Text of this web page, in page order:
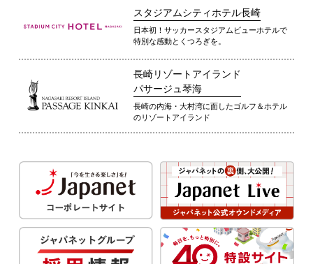
スタジアムシティホテル長崎
日本初！サッカースタジアムビューホテルで
特別な感動とくつろぎを。
長崎リゾートアイランド
パサージュ琴海
長崎の内海・大村湾に面したゴルフ＆ホテル
のリゾートアイランド